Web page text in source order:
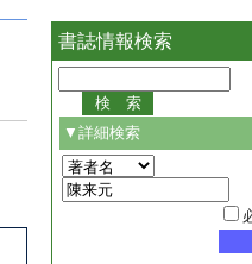
書誌情報検索
▼詳細検索